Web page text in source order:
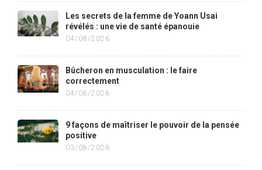
Les secrets de la femme de Yoann Usai
révélés : une vie de santé épanouie
04/08/2026
Bûcheron en musculation : le faire
correctement
04/08/2026
9 façons de maîtriser le pouvoir de la pensée
positive
03/08/2026